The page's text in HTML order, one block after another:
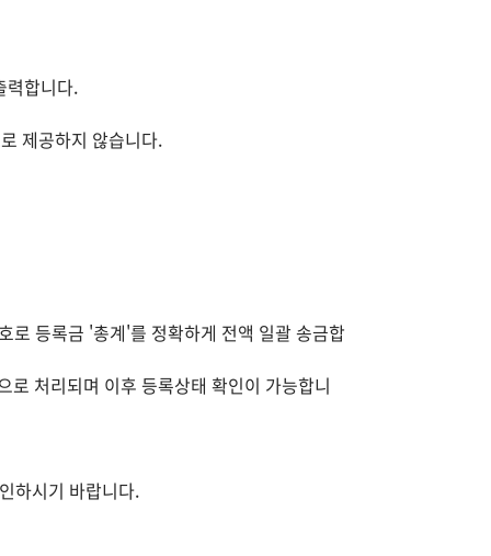
력합니다.
제공하지 않습니다.
로 등록금 '총계'를 정확하게 전액 일괄 송금합
처리되며 이후 등록상태 확인이 가능합니
하시기 바랍니다.